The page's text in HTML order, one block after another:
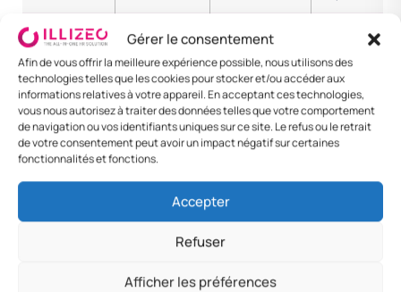
Gérer le consentement
Afin de vous offrir la meilleure expérience possible, nous utilisons des
technologies telles que les cookies pour stocker et/ou accéder aux
informations relatives à votre appareil. En acceptant ces technologies,
vous nous autorisez à traiter des données telles que votre comportement
de navigation ou vos identifiants uniques sur ce site. Le refus ou le retrait
de votre consentement peut avoir un impact négatif sur certaines
fonctionnalités et fonctions.
Accepter
Refuser
Afficher les préférences
Cadre
senior
CRC 50,000 CRC 180,000
230,000
Foreign —
Panama
CRC 40,000 CRC 130,000
CRC
170,000
Foreign —
Miami
CRC 80,000 CRC 250,000
CRC
Madrid
CRC 90,000 CRC 280,000
370,000